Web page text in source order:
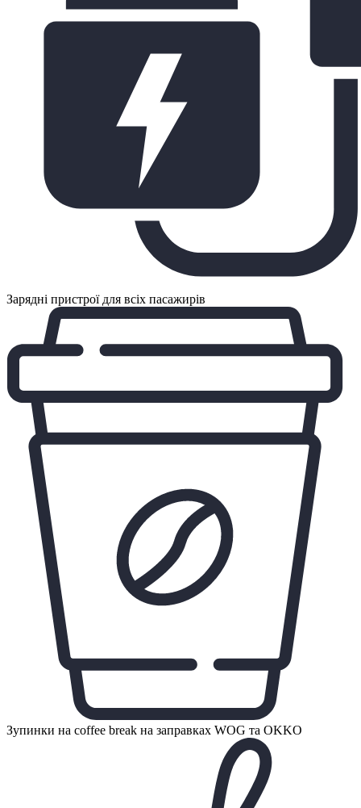
Зарядні пристрої для всіх пасажирів
Зупинки на coffee break на заправках WOG та OKKO